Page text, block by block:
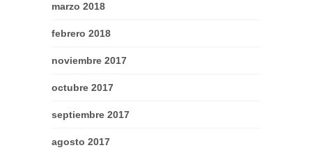
marzo 2018
febrero 2018
noviembre 2017
octubre 2017
septiembre 2017
agosto 2017